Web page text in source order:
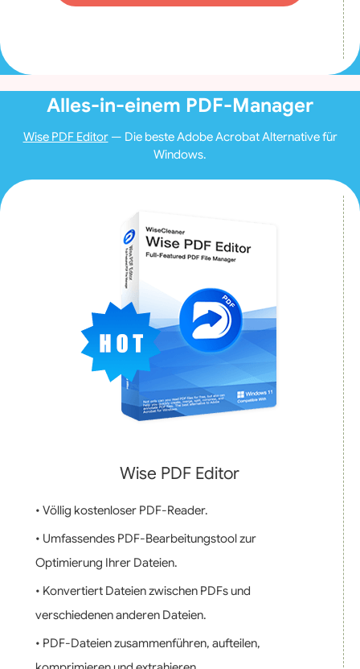
Alles-in-einem PDF-Manager
Wise PDF Editor— Die beste Adobe Acrobat Alternative für
Windows.
Wise PDF Editor
• Völlig kostenloser PDF-Reader.
• Umfassendes PDF-Bearbeitungstool zur
Optimierung Ihrer Dateien.
• Konvertiert Dateien zwischen PDFs und
verschiedenen anderen Dateien.
• PDF-Dateien zusammenführen, aufteilen,